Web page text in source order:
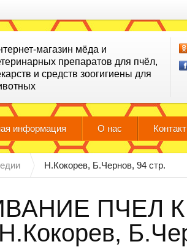
магазин мёда и
препаратов для пчёл,
и средств зоогигиены для
информация О нас
Н.Кокорев, Б.Чернов, 94 стр.
ПЧЕЛ